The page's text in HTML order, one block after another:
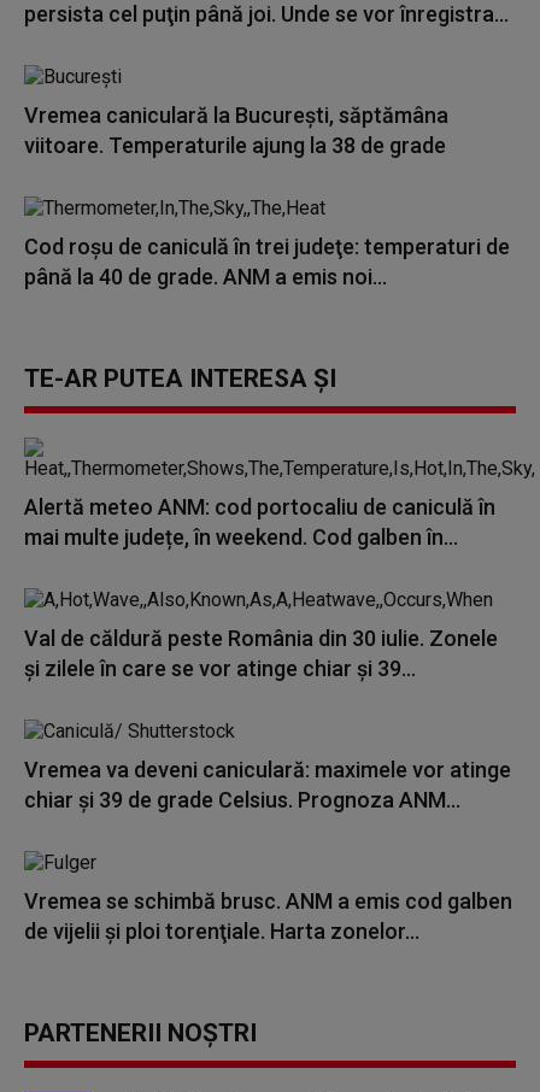
persista cel puţin până joi. Unde se vor înregistra...
Vremea caniculară la Bucureşti, săptămâna
viitoare. Temperaturile ajung la 38 de grade
Cod roşu de caniculă în trei judeţe: temperaturi de
până la 40 de grade. ANM a emis noi...
TE-AR PUTEA INTERESA ȘI
Alertă meteo ANM: cod portocaliu de caniculă în
mai multe județe, în weekend. Cod galben în...
Val de căldură peste România din 30 iulie. Zonele
și zilele în care se vor atinge chiar și 39...
Vremea va deveni caniculară: maximele vor atinge
chiar şi 39 de grade Celsius. Prognoza ANM...
Vremea se schimbă brusc. ANM a emis cod galben
de vijelii şi ploi torenţiale. Harta zonelor...
PARTENERII NOȘTRI